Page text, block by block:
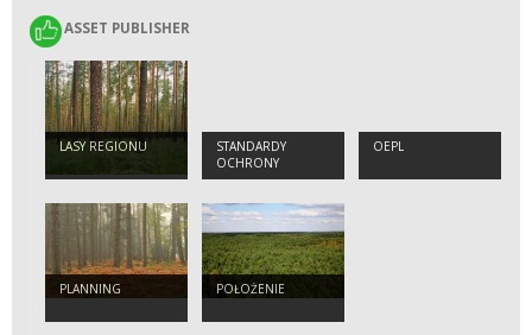
ASSET PUBLISHER
ASSET PUBLISHER
LASY REGIONU
STANDARDY
OCHRONY
MAŁOLETNICH
OEPL
PLANNING POŁOŻENIE